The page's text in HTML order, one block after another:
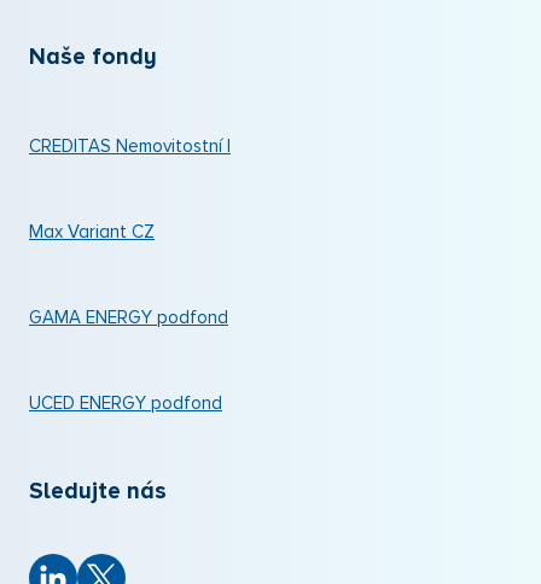
Naše fondy
CREDITAS Nemovitostní I
Max Variant CZ
GAMA ENERGY podfond
UCED ENERGY podfond
Sledujte nás